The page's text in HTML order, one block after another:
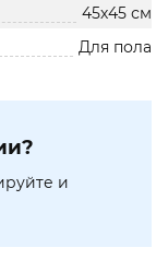
45х45 см
Для пола
и